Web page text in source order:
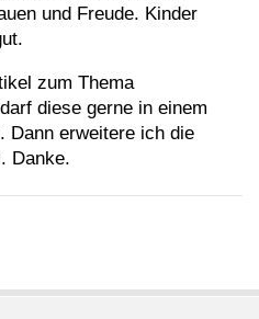
und Freude. Kinder
zum Thema
diese gerne in einem
Dann erweitere ich die
Danke.